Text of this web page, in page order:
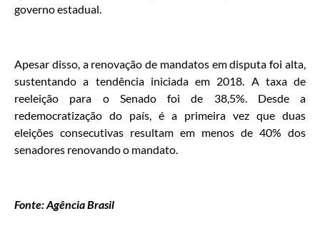
governo estadual.
Apesar disso, a renovação de mandatos em disputa foi alta,
sustentando a tendência iniciada em 2018. A taxa de
reeleição para o Senado foi de 38,5%. Desde a
redemocratização do país, é a primeira vez que duas
eleições consecutivas resultam em menos de 40% dos
senadores renovando o mandato.
Fonte: Agência Brasil